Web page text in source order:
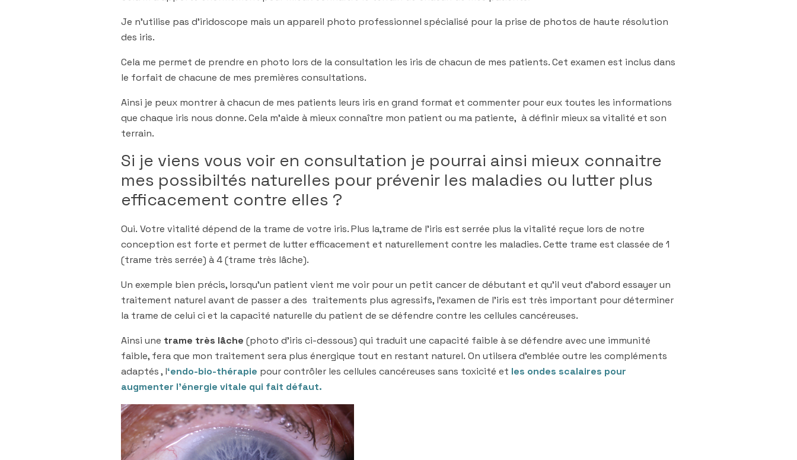
Je n’utilise pas d’iridoscope mais un appareil photo professionnel spécialisé pour la prise de photos de haute résolution
des iris.
Cela me permet de prendre en photo lors de la consultation les iris de chacun de mes patients. Cet examen est inclus dans
le forfait de chacune de mes premières consultations.
Ainsi je peux montrer à chacun de mes patients leurs iris en grand format et commenter pour eux toutes les informations
que chaque iris nous donne. Cela m’aide à mieux connaître mon patient ou ma patiente, à définir mieux sa vitalité et son
terrain.
Si je viens vous voir en consultation je pourrai ainsi mieux connaitre
mes possibiltés naturelles pour prévenir les maladies ou lutter plus
efficacement contre elles ?
Oui. Votre vitalité dépend de la trame de votre iris. Plus la,trame de l’iris est serrée plus la vitalité reçue lors de notre
conception est forte et permet de lutter efficacement et naturellement contre les maladies. Cette trame est classée de 1
(trame très serrée) à 4 (trame très lâche).
Un exemple bien précis, lorsqu’un patient vient me voir pour un petit cancer de débutant et qu’il veut d’abord essayer un
traitement naturel avant de passer a des traitements plus agressifs, l’examen de l’iris est très important pour déterminer
la trame de celui ci et la capacité naturelle du patient de se défendre contre les cellules cancéreuses.
Ainsi une trame très lâche (photo d’iris ci-dessous) qui traduit une capacité faible à se défendre avec une immunité
faible, fera que mon traitement sera plus énergique tout en restant naturel. On utilsera d’emblée outre les compléments
adaptés , l‘endo-bio-thérapie pour contrôler les cellules cancéreuses sans toxicité et les ondes scalaires pour
augmenter l’énergie vitale qui fait défaut.